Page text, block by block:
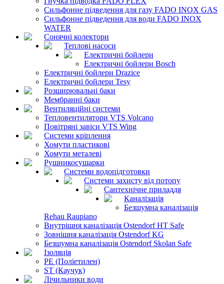
Сильфонне підведення для газу FADO INOX GAS
Сильфонне підведення для води FADO INOX
WATER
Сонячні колектори
Теплові насоси
Електричні бойлери
Електричні бойлери Bosch
Електричні бойлери Drazice
Електричні бойлери Tesy
Розширювальні баки
Мембранні баки
Вентиляційні системи
Тепловентилятори VTS Volcano
Повітряні завіси VTS Wing
Системи кріплення
Хомути пластикові
Хомути металеві
Рушникосушарки
Системи водопідготовки
Системи захисту від потопу
Сантехнічне приладдя
Каналізація
Безшумна каналізація
Rehau Raupiano
Внутрішня каналізація Ostendorf HT Safe
Зовнішня каналізація Ostendorf KG
Безшумна каналізація Ostendorf Skolan Safe
Ізоляція
PE (Поліетилен)
ST (Каучук)
Лічильники води